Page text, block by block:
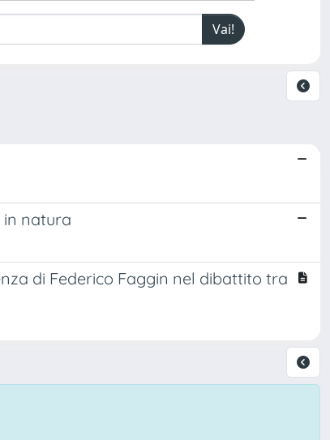
in natura
di Federico Faggin nel dibattito tra